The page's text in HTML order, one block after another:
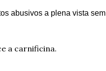
abusivos a plena vista sem
a carnificina.